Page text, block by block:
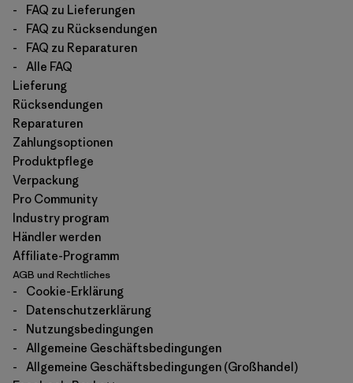
-
FAQ zu Lieferungen
-
FAQ zu Rücksendungen
-
FAQ zu Reparaturen
-
Alle FAQ
Lieferung
Rücksendungen
Reparaturen
Zahlungsoptionen
Produktpflege
Verpackung
Pro Community
Industry program
Händler werden
Affiliate-Programm
AGB und Rechtliches
-
Cookie-Erklärung
-
Datenschutzerklärung
-
Nutzungsbedingungen
-
Allgemeine Geschäftsbedingungen
-
Allgemeine Geschäftsbedingungen (Großhandel)